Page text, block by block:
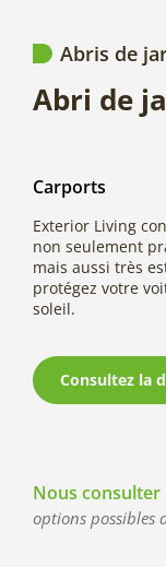
Abris de
Abri de
Carports
Exterior Living
non seulement
mais aussi très
protégez votre
soleil.
Consultez la
Nous consulter
options possibles